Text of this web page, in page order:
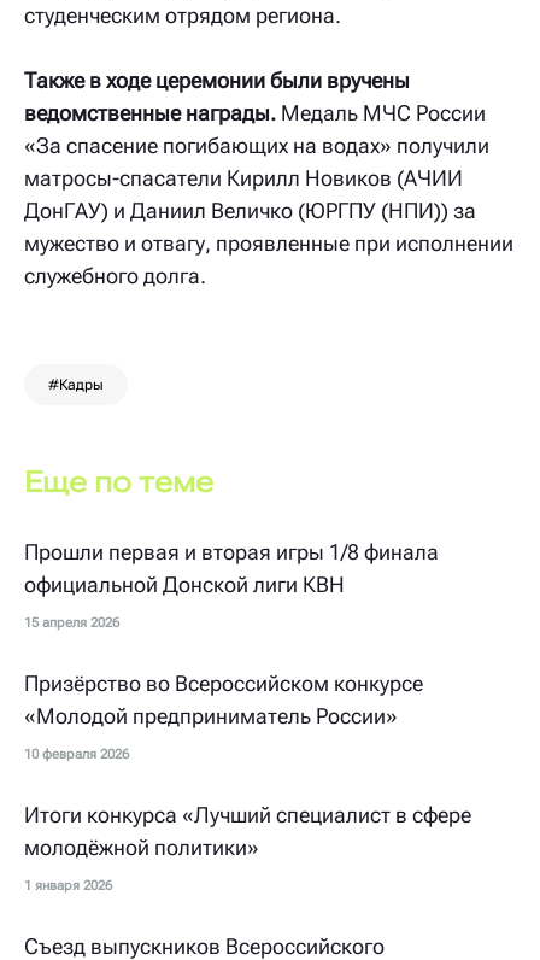
#Кадры
студенческим отрядом региона.
Также в ходе церемонии были вручены
ведомственные награды. Медаль МЧС России
«За спасение погибающих на водах» получили
матросы-спасатели Кирилл Новиков (АЧИИ
ДонГАУ) и Даниил Величко (ЮРГПУ (НПИ)) за
мужество и отвагу, проявленные при исполнении
служебного долга.
Еще по теме
Прошли первая и вторая игры 1/8 финала
официальной Донской лиги КВН
15 апреля 2026
Призёрство во Всероссийском конкурсе
«Молодой предприниматель России»
10 февраля 2026
Итоги конкурса «Лучший специалист в сфере
молодёжной политики»
1 января 2026
Съезд выпускников Всероссийского